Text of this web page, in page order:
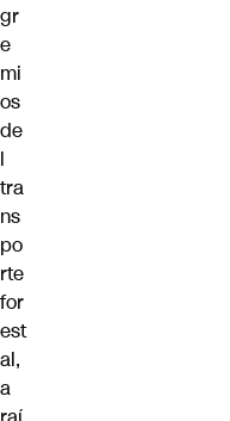
gr
e
mi
os
de
l
tra
ns
po
rte
for
est
al,
a